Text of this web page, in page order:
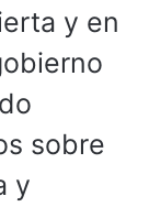
y en
sobre
y